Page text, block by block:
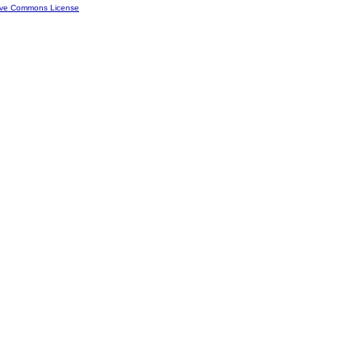
Commons License